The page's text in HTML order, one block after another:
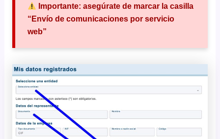
Importante: asegúrate de marcar la casilla
“Envío de comunicaciones por servicio
web”